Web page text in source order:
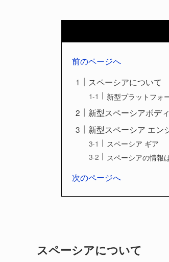
前のページへ
スペーシアについて
新型プラットフォ
新型スペーシアボデ
新型スペーシア エン
スペーシア ギア
スペーシアの情報
次のページへ
スペーシアについて